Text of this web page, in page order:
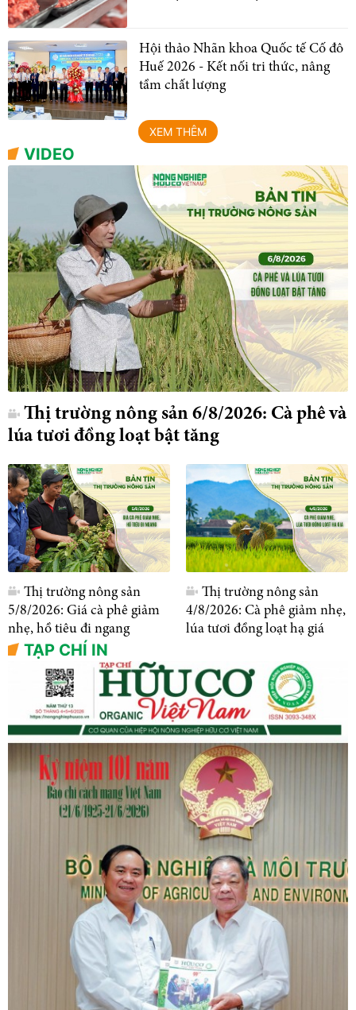
Hội thảo Nhãn khoa Quốc tế Cố đô
Huế 2026 - Kết nối tri thức, nâng
tầm chất lượng
XEM THÊM
VIDEO
Thị trường nông sản 6/8/2026: Cà phê và
lúa tươi đồng loạt bật tăng
Thị trường nông sản
5/8/2026: Giá cà phê giảm
nhẹ, hồ tiêu đi ngang
Thị trường nông sản
4/8/2026: Cà phê giảm nhẹ,
lúa tươi đồng loạt hạ giá
TẠP CHÍ IN